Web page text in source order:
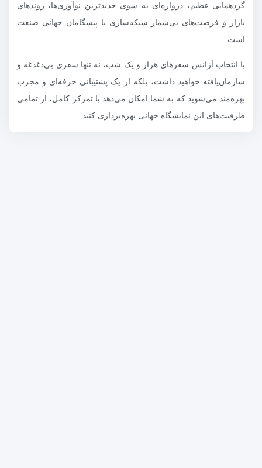
گردهمایی عظیم، دروازه‌ای به سوی جدیدترین نوآوری‌ها، روندهای
بازار و فرصت‌های بی‌شمار شبکه‌سازی با پیشگامان جهانی صنعت
است.
با انتخاب آژانس سفرهای هزار و یک شب، نه تنها سفری بی‌دغدغه و
سازمان‌یافته خواهید داشت، بلکه از یک پشتیبانی حرفه‌ای و مجرب
بهره‌مند می‌شوید که به شما امکان می‌دهد با تمرکز کامل، از تمامی
ظرفیت‌های این نمایشگاه جهانی بهره‌برداری کنید.